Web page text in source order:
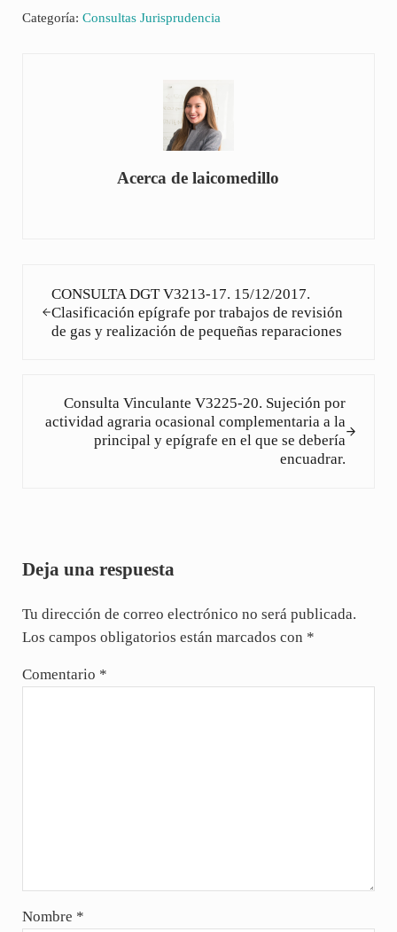
Categoría: Consultas Jurisprudencia
Acerca delaicomedillo
CONSULTA DGT V3213-17. 15/12/2017.
Clasificación epígrafe por trabajos de revisión
de gas y realización de pequeñas reparaciones
Consulta Vinculante V3225-20. Sujeción por
actividad agraria ocasional complementaria a la
principal y epígrafe en el que se debería
encuadrar.
Deja una respuesta
Tu dirección de correo electrónico no será publicada.
Los campos obligatorios están marcados con *
Comentario *
Nombre *